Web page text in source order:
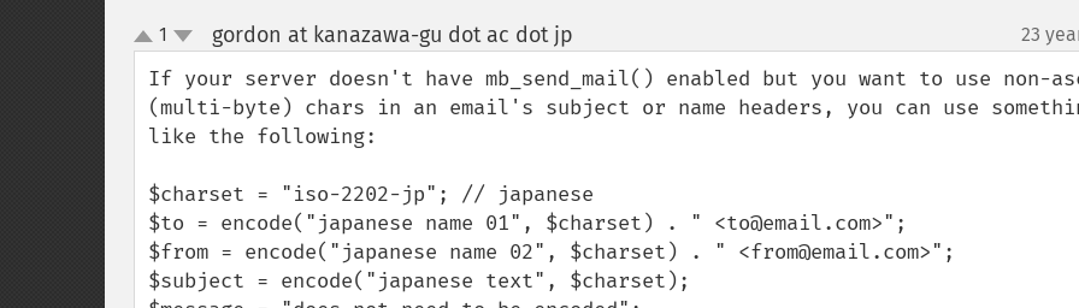
up
down
1 gordon at kanazawa-gu dot ac dot jp 23
If your server doesn't have mb_send_mail() enabled but you want to use non-
(multi-byte) chars in an email's subject or name headers, you can use
like the following:
$charset = "iso-2202-jp"; // japanese
$to = encode("japanese name 01", $charset) . " <to@email.com>";
$from = encode("japanese name 02", $charset) . " <from@email.com>";
$subject = encode("japanese text", $charset);